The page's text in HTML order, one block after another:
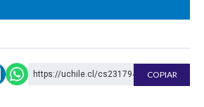
https://uchile.cl/cs231794 COPIAR